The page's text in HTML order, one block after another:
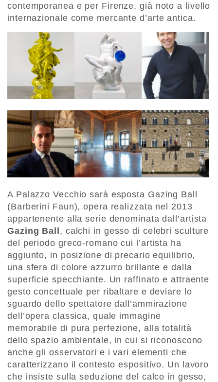
contemporanea e per Firenze, già noto a livello
internazionale come mercante d’arte antica.
A Palazzo Vecchio sarà esposta Gazing Ball
(Barberini Faun), opera realizzata nel 2013
appartenente alla serie denominata dall’artista
Gazing Ball, calchi in gesso di celebri sculture
del periodo greco-romano cui l’artista ha
aggiunto, in posizione di precario equilibrio,
una sfera di colore azzurro brillante e dalla
superficie specchiante. Un raffinato e attraente
gesto concettuale per ribaltare e deviare lo
sguardo dello spettatore dall’ammirazione
dell’opera classica, quale immagine
memorabile di pura perfezione, alla totalità
dello spazio ambientale, in cui si riconoscono
anche gli osservatori e i vari elementi che
caratterizzano il contesto espositivo. Un lavoro
che insiste sulla seduzione del calco in gesso,